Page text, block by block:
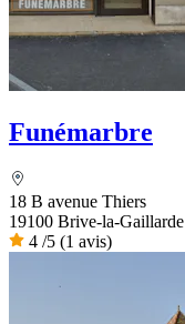
Funémarbre
18 B avenue Thiers
19100 Brive-la-Gaillarde
4 /5 (1 avis)